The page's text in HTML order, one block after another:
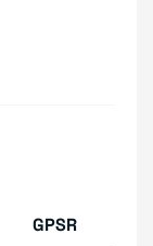
GPSR